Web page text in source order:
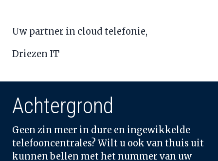
Uw partner in cloud telefonie,
Driezen IT
Achtergrond
Geen zin meer in dure en ingewikkelde
telefooncentrales? Wilt u ook van thuis uit
kunnen bellen met het nummer van uw